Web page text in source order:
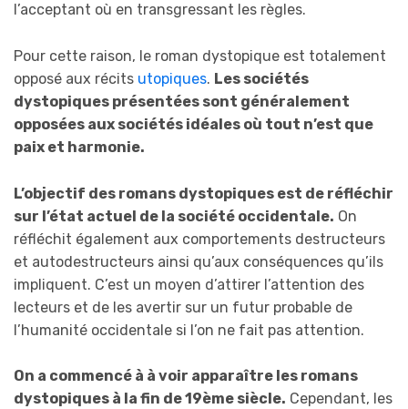
l’acceptant où en transgressant les règles.
Pour cette raison, le roman dystopique est totalement
opposé aux récits utopiques. Les sociétés
dystopiques présentées sont généralement
opposées aux sociétés idéales où tout n’est que
paix et harmonie.
L’objectif des romans dystopiques est de réfléchir
sur l’état actuel de la société occidentale. On
réfléchit également aux comportements destructeurs
et autodestructeurs ainsi qu’aux conséquences qu’ils
impliquent. C’est un moyen d’attirer l’attention des
lecteurs et de les avertir sur un futur probable de
l’humanité occidentale si l’on ne fait pas attention.
On a commencé à à voir apparaître les romans
dystopiques à la fin de 19ème siècle. Cependant, les